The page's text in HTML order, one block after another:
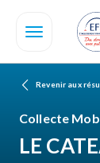
contenu
Revenir aux
Collecte
LE